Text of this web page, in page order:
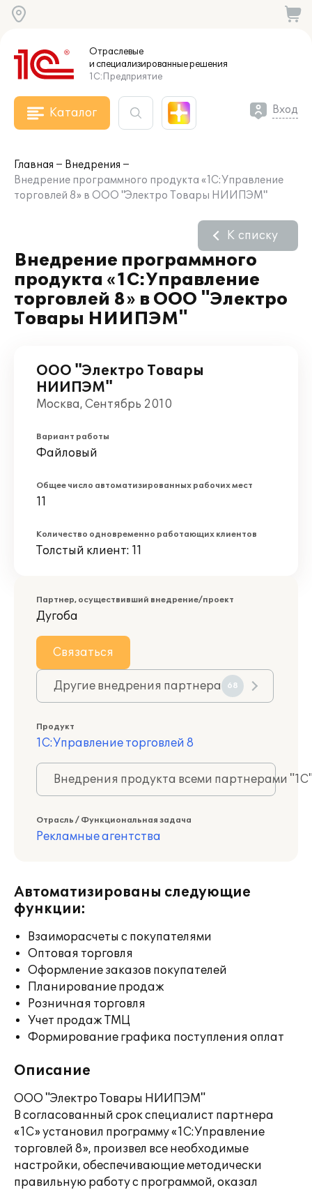
Отраслевые
и специализированныерешения
1С:Предприятие
Каталог Вход
Главная
Внедрения
Внедрение программного продукта «1С:Управление
торговлей 8» в ООО "Электро Товары НИИПЭМ"
Внедрение программного
продукта «1С:Управление
торговлей 8» в ООО "Электро
Товары НИИПЭМ"
К списку
ООО "Электро Товары
НИИПЭМ"
Москва, Сентябрь 2010
Вариант работы
Файловый
Общее число автоматизированных рабочих мест
11
Количество одновременно работающих клиентов
Толстый клиент: 11
Партнер, осуществивший внедрение/проект
Дугоба
Связаться
Другие внедрения партнера 68
Продукт
1С:Управление торговлей 8
Внедрения продукта всеми партнерами
Отрасль / Функциональная задача
Рекламные агентства
Автоматизированы следующие
функции:
Взаиморасчеты с покупателями
Оптовая торговля
Оформление заказов покупателей
Планирование продаж
Розничная торговля
Учет продаж ТМЦ
Формирование графика поступления оплат
Описание
ООО "Электро Товары НИИПЭМ"
В согласованный срок специалист партнера
«1С» установил программу «1С:Управление
торговлей 8», произвел все необходимые
настройки, обеспечивающие методически
правильную работу с программой, оказал